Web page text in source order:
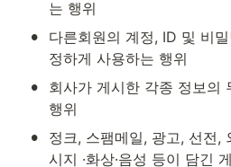
는 행위
•
다른회원의 계정, ID 및 비
정하게 사용하는 행위
•
회사가 게시한 각종 정보의
행위
•
정크, 스팸메일, 광고, 선전,
시지 ·화상·음성 등이 담긴